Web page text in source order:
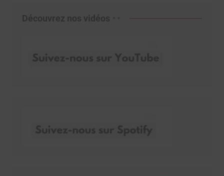
Découvrez nos vidéos